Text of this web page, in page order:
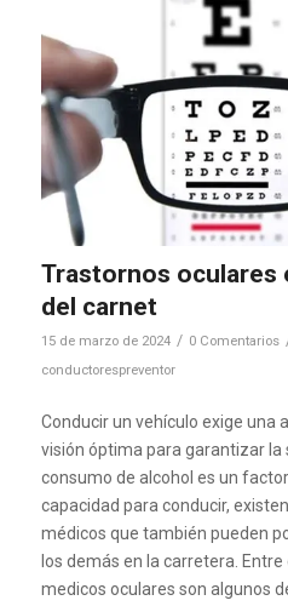
Trastornos oculares
del carnet
15 de marzo de 2024 / 0 Comentarios
conductorespreventor
Conducir un vehículo exige una
visión óptima para garantizar la
consumo de alcohol es un
capacidad para conducir,
médicos que también pueden
los demás en la carretera.
medicos oculares son algunos